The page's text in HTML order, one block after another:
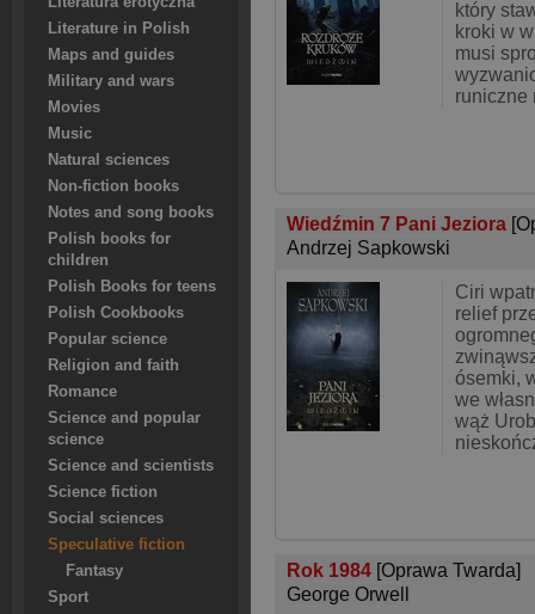
Literature in Polish
Maps and guides
Military and wars
Movies
Music
Natural sciences
Non-fiction books
Notes and song books
Polish books for
children
Polish Books for teens
Polish Cookbooks
Popular science
Religion and faith
Romance
Science and popular
science
Science and scientists
Science fiction
Social sciences
Speculative fiction
Fantasy
Sport
który
kroki w
musi
runiczne
Wiedźmin 7 Pani Jeziora
Andrzej Sapkowski
Ciri
relief
ósemki,
we
wąż
Rok 1984 [Oprawa Twarda]
George Orwell